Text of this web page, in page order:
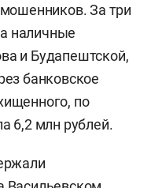
За три
наличные
и Будапештской,
банковское
по
6,2 млн рублей.